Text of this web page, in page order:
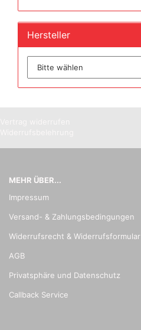
Hersteller
MEHR ÜBER...
Impressum
Versand- & Zahlungsbedingungen
Widerrufsrecht & Widerrufsformular
AGB
Privatsphäre und Datenschutz
Callback Service